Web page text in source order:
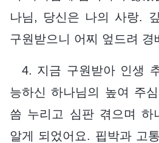
나님, 당신은 나의 사랑.
구원받으니 어찌 엎드려 경
4. 지금 구원받아 인생
능하신 하나님의 높여 주
씀 누리고 심판 겪으며 하
알게 되었어요. 핍박과 고